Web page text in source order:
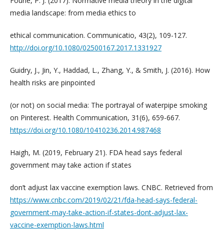
media landscape: from media ethics to
ethical communication. Communicatio, 43(2), 109-127.
http://doi.org/10.1080/02500167.2017.1331927
Guidry, J., Jin, Y., Haddad, L., Zhang, Y., & Smith, J. (2016). How
health risks are pinpointed
(or not) on social media: The portrayal of waterpipe smoking
on Pinterest. Health Communication, 31(6), 659-667.
https://doi.org/10.1080/10410236.2014.987468
Haigh, M. (2019, February 21). FDA head says federal
government may take action if states
don’t adjust lax vaccine exemption laws. CNBC. Retrieved from
https://www.cnbc.com/2019/02/21/fda-head-says-federal-
government-may-take-action-if-states-dont-adjust-lax-
vaccine-exemption-laws.html